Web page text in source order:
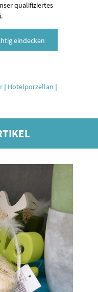
qualifiziertes
eindecken
| Hotelporzellan |